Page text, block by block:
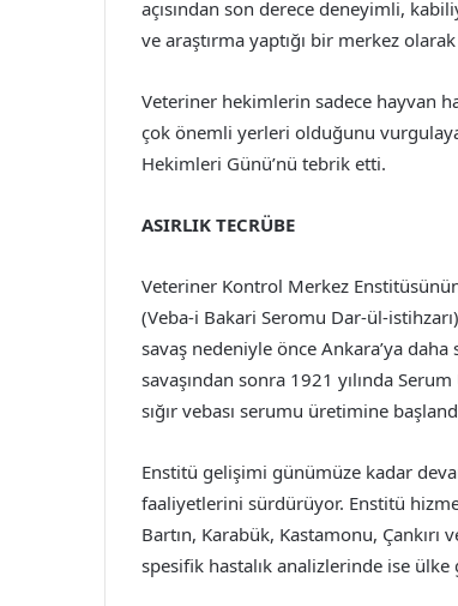
açısından son derece deneyimli,
ve araştırma yaptığı bir merkez
Veteriner hekimlerin sadece hayvan
çok önemli yerleri olduğunu
Hekimleri Günü’nü tebrik etti.
ASIRLIK TECRÜBE
Veteriner Kontrol Merkez
(Veba-i Bakari Seromu Dar-ül-
savaş nedeniyle önce Ankara’ya
savaşından sonra 1921 yılında
sığır vebası serumu üretimine
Enstitü gelişimi günümüze kadar
faaliyetlerini sürdürüyor. Enstitü
Bartın, Karabük, Kastamonu, Çankırı
spesifik hastalık analizlerinde ise